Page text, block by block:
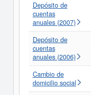
Depósito de
cuentas
anuales (2007)
Depósito de
cuentas
anuales (2006)
Cambio de
domicilio social